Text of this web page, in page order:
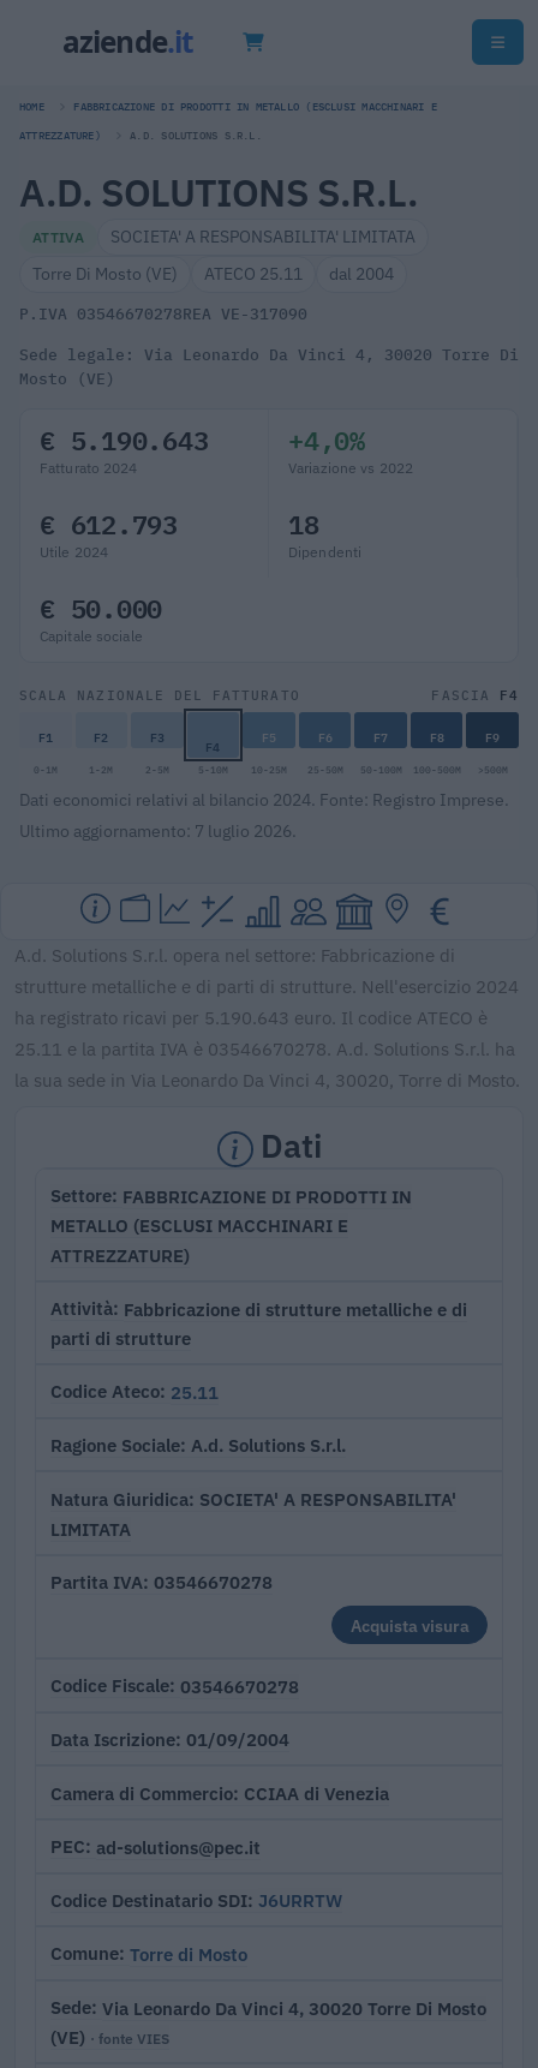
HOME FABBRICAZIONE DI PRODOTTI IN METALLO (ESCLUSI MACCHINARI E
ATTREZZATURE) A.D. SOLUTIONS S.R.L.
A.D. SOLUTIONS S.R.L.
ATTIVA
SOCIETA' A RESPONSABILITA' LIMITATA
Torre Di Mosto (VE)
ATECO 25.11 dal 2004
P.IVA 03546670278REA VE-317090
Sede legale: Via Leonardo Da Vinci 4, 30020 Torre Di
Mosto (VE)
€ 5.190.643
Fatturato 2024
+4,0%
Variazione vs 2022
€ 612.793
Utile 2024
18
Dipendenti
€ 50.000
Capitale sociale
SCALA NAZIONALE DEL FATTURATO FASCIA F4
F1 F2 F3 F4 F5 F6 F7 F8 F9
0-1M 1-2M 2-5M 5-10M 10-25M 25-50M 50-100M 100-500M >500M
Dati economici relativi al bilancio 2024. Fonte: Registro Imprese.
Ultimo aggiornamento: 7 luglio 2026.
A.d. Solutions S.r.l. opera nel settore: Fabbricazione di
strutture metalliche e di parti di strutture. Nell'esercizio 2024
ha registrato ricavi per 5.190.643 euro. Il codice ATECO è
25.11 e la partita IVA è 03546670278. A.d. Solutions S.r.l. ha
la sua sede in Via Leonardo Da Vinci 4, 30020, Torre di Mosto.
Dati
Settore FABBRICAZIONE DI PRODOTTI IN
METALLO (ESCLUSI MACCHINARI E
ATTREZZATURE)
Attività Fabbricazione di strutture metalliche e di
parti di strutture
Codice Ateco 25.11
Ragione Sociale A.d. Solutions S.r.l.
Natura Giuridica SOCIETA' A RESPONSABILITA'
LIMITATA
Partita IVA 03546670278
Acquista visura
Codice Fiscale 03546670278
Data Iscrizione 01/09/2004
Camera di Commercio CCIAA di Venezia
PEC ad-solutions@pec.it
Codice Destinatario SDI J6URRTW
Comune Torre di Mosto
Sede Via Leonardo Da Vinci 4, 30020 Torre Di Mosto
(VE) · fonte VIES